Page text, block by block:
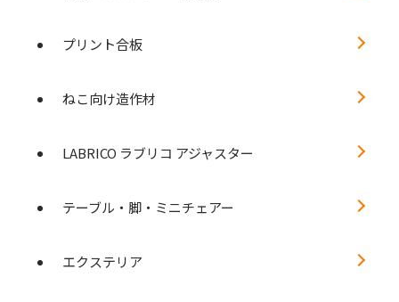
プリント合板
ねこ向け造作材
LABRICO ラブリコ アジャスター
テーブル・脚・ミニチェアー
エクステリア